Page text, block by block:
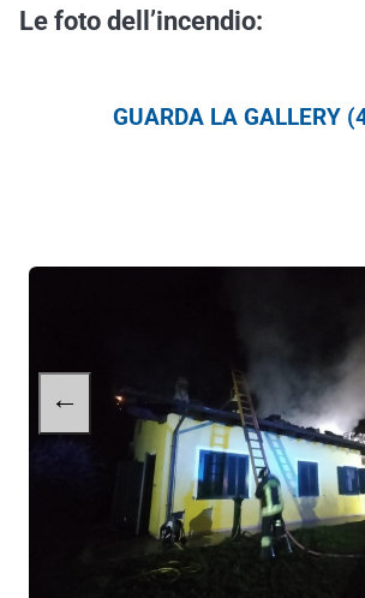
Le foto dell’incendio:
GUARDA LA GALLERY
←